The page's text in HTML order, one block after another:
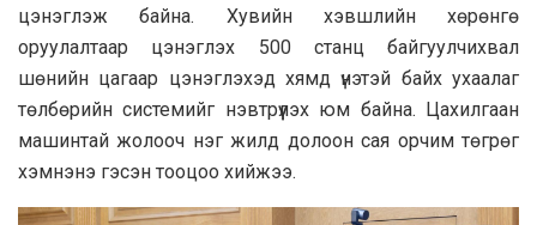
цэнэглэж байна. Хувийн хэвшлийн хөрөнгө
оруулалтаар цэнэглэх 500 станц байгуулчихвал
шөнийн цагаар цэнэглэхэд хямд үнэтэй байх ухаалаг
төлбөрийн системийг нэвтрүүлэх юм байна. Цахилгаан
машинтай жолооч нэг жилд долоон сая орчим төгрөг
хэмнэнэ гэсэн тооцоо хийжээ.